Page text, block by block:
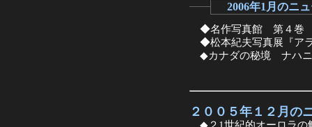
2006年1月のニ
◆名作写真館 第４巻
◆松本紀夫写真展『ア
◆カナダの秘境 ナハニ
２００５年１２月の